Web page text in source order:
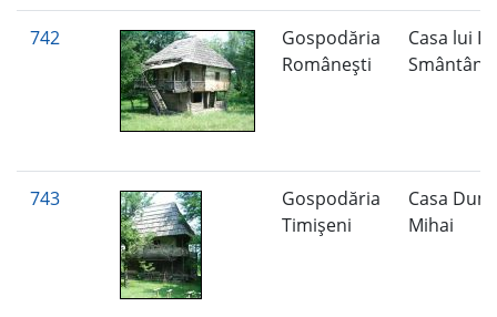
742
Gospodăria
Româneşti
Casa lui
743
Gospodăria
Timişeni
Casa
Mihai